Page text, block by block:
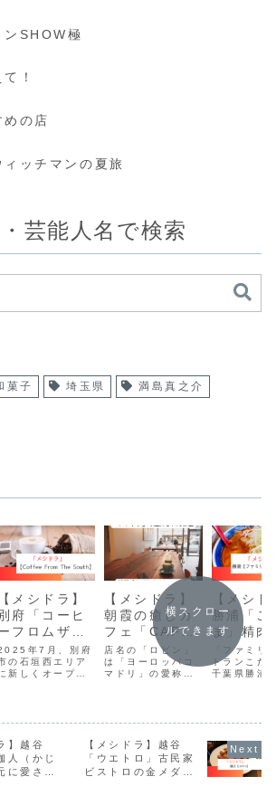
ンSHOW極
！
の店
ッチマンの夏旅
芸能人名で検索
菓子 埼玉県 満島真之介
【メシドラ】
府「コーヒ
フロムザサ
ス」インド
シア店主の
フェ
年7月、別府
の石垣西エリア
新しくオープン
【メシドラ】
朝霞の癒しカ
フェ「CAFE
Robin
post」
店名の「ロビン」
は「ヨーロッパコ
マドリ」の愛称だ
もおしゃれです。
【メシ
勝浦「こ
ま」精肉
営むレ
ンの特製
タンメン
「ファミリ
トランこだ
千葉県勝浦
ン・定食・
まで幅広く
る“町の人気
レス”です
横スクロー
ルできます
】越谷
人（かじ
に愛され
【メシドラ】越谷
「ウエトロ」古民家
ビストロの金メダル